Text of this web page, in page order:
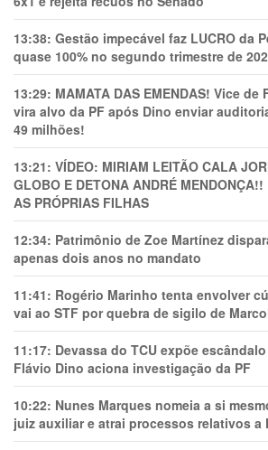
13:38: Gestão impecável faz LUCRO da
quase 100% no segundo trimestre de
13:29: MAMATA DAS EMENDAS! Vice
vira alvo da PF após Dino enviar
49 milhões!
13:21: VÍDEO: MIRIAM LEITÃO CALA
GLOBO E DETONA ANDRÉ
AS PRÓPRIAS FILHAS
12:34: Patrimônio de Zoe Martínez
apenas dois anos no mandato
11:41: Rogério Marinho tenta envolver
vai ao STF por quebra de sigilo de
11:17: Devassa do TCU expõe
Flávio Dino aciona investigação da PF
10:22: Nunes Marques nomeia a si
juiz auxiliar e atrai processos relativos a